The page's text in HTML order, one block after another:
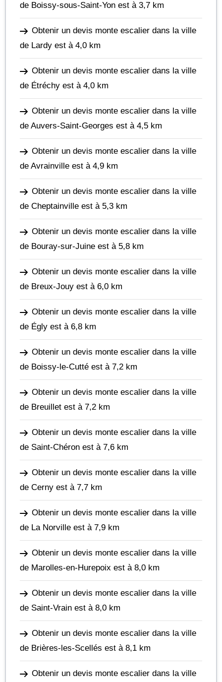
de Boissy-sous-Saint-Yon est à 3,7 km
Obtenir un devis monte escalier dans la ville
de Lardy est à 4,0 km
Obtenir un devis monte escalier dans la ville
de Étréchy est à 4,0 km
Obtenir un devis monte escalier dans la ville
de Auvers-Saint-Georges est à 4,5 km
Obtenir un devis monte escalier dans la ville
de Avrainville est à 4,9 km
Obtenir un devis monte escalier dans la ville
de Cheptainville est à 5,3 km
Obtenir un devis monte escalier dans la ville
de Bouray-sur-Juine est à 5,8 km
Obtenir un devis monte escalier dans la ville
de Breux-Jouy est à 6,0 km
Obtenir un devis monte escalier dans la ville
de Égly est à 6,8 km
Obtenir un devis monte escalier dans la ville
de Boissy-le-Cutté est à 7,2 km
Obtenir un devis monte escalier dans la ville
de Breuillet est à 7,2 km
Obtenir un devis monte escalier dans la ville
de Saint-Chéron est à 7,6 km
Obtenir un devis monte escalier dans la ville
de Cerny est à 7,7 km
Obtenir un devis monte escalier dans la ville
de La Norville est à 7,9 km
Obtenir un devis monte escalier dans la ville
de Marolles-en-Hurepoix est à 8,0 km
Obtenir un devis monte escalier dans la ville
de Saint-Vrain est à 8,0 km
Obtenir un devis monte escalier dans la ville
de Brières-les-Scellés est à 8,1 km
Obtenir un devis monte escalier dans la ville